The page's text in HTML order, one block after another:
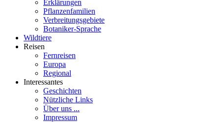
Erklärungen
Pflanzenfamilien
Verbreitungsgebiete
Botaniker-Sprache
Wildtiere
Reisen
Fernreisen
Europa
Regional
Interessantes
Geschichten
Nützliche Links
Über uns ...
Impressum